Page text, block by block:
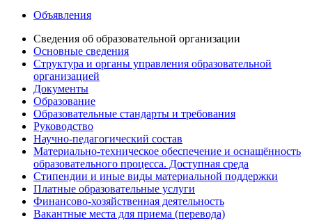
Объявления
Сведения об образовательной организации
Основные сведения
Структура и органы управления образовательной
организацией
Документы
Образование
Образовательные стандарты и требования
Руководство
Научно-педагогический состав
Материально-техническое обеспечение и оснащённость
образовательного процесса. Доступная среда
Стипендии и иные виды материальной поддержки
Платные образовательные услуги
Финансово-хозяйственная деятельность
Вакантные места для приема (перевода)